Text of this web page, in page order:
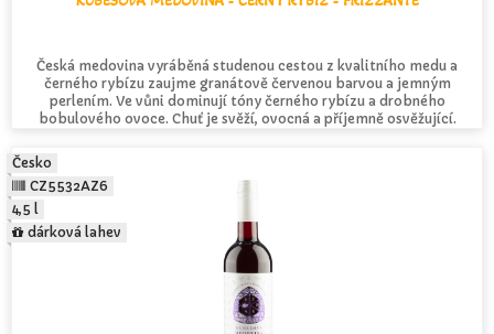
Česká medovina vyráběná studenou cestou z kvalitního medu a
černého rybízu zaujme granátově červenou barvou a jemným
perlením. Ve vůni dominují tóny černého rybízu a drobného
bobulového ovoce. Chuť je svěží, ovocná a příjemně osvěžující.
Česko
CZ5532AZ6
4,5 l
dárková lahev